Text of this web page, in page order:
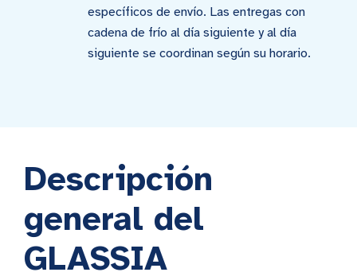
específicos de envío. Las entregas con
cadena de frío al día siguiente y al día
siguiente se coordinan según su horario.
Descripción
general del
GLASSIA